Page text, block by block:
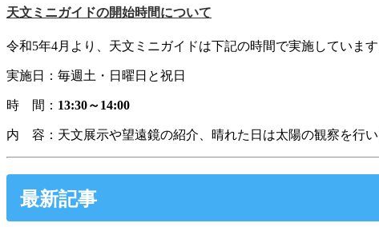
天文ミニガイドの開始時間について
令和5年4月より、天文ミニガイドは下記の時間で実施しています
実施日：毎週土・日曜日と祝日
時 間： 13:30～14:00
内 容：天文展示や望遠鏡の紹介、晴れた日は太陽の観察を行い
最新記事